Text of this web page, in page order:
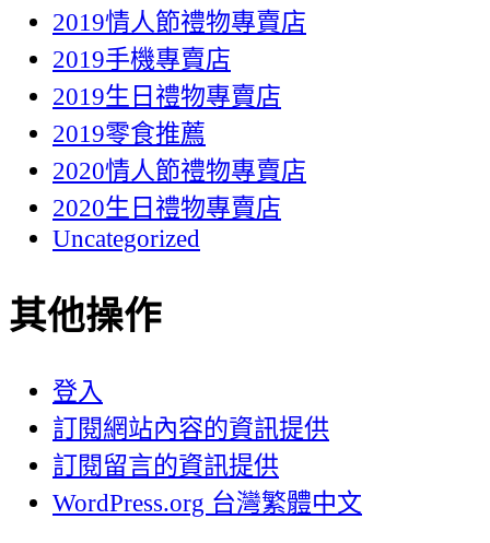
2019情人節禮物專賣店
2019手機專賣店
2019生日禮物專賣店
2019零食推薦
2020情人節禮物專賣店
2020生日禮物專賣店
Uncategorized
其他操作
登入
訂閱網站內容的資訊提供
訂閱留言的資訊提供
WordPress.org 台灣繁體中文